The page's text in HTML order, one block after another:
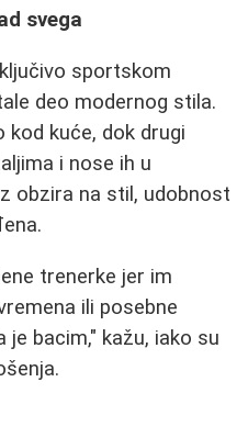
svega
sportskom
deo modernog stila.
kod kuće, dok drugi
i nose ih u
obzira na stil, udobnost
trenerke jer im
ili posebne
bacim," kažu, iako su